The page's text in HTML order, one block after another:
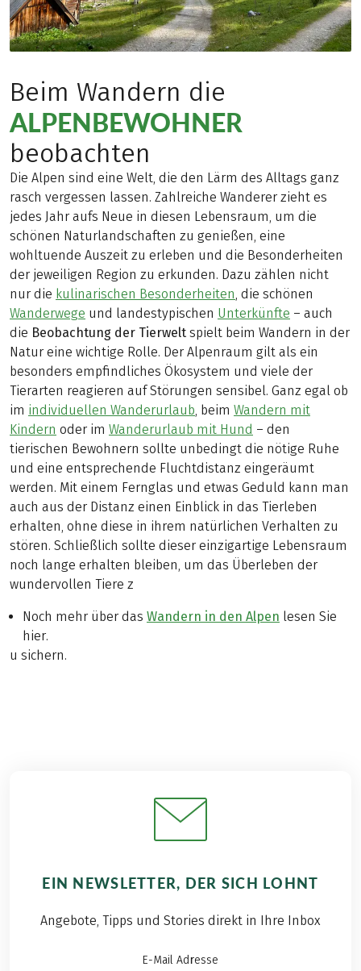
Beim Wandern die
ALPENBEWOHNER
beobachten
Die Alpen sind eine Welt, die den Lärm des Alltags ganz
rasch vergessen lassen. Zahlreiche Wanderer zieht es
jedes Jahr aufs Neue in diesen Lebensraum, um die
schönen Naturlandschaften zu genießen, eine
wohltuende Auszeit zu erleben und die Besonderheiten
der jeweiligen Region zu erkunden. Dazu zählen nicht
nur die kulinarischen Besonderheiten , die schönen
Wanderwege und landestypischen Unterkünfte – auch
die Beobachtung der Tierwelt spielt beim Wandern in der
Natur eine wichtige Rolle. Der Alpenraum gilt als ein
besonders empfindliches Ökosystem und viele der
Tierarten reagieren auf Störungen sensibel. Ganz egal ob
im individuellen Wanderurlaub , beim Wandern mit
Kindern oder im Wanderurlaub mit Hund – den
tierischen Bewohnern sollte unbedingt die nötige Ruhe
und eine entsprechende Fluchtdistanz eingeräumt
werden. Mit einem Fernglas und etwas Geduld kann man
auch aus der Distanz einen Einblick in das Tierleben
erhalten, ohne diese in ihrem natürlichen Verhalten zu
stören. Schließlich sollte dieser einzigartige Lebensraum
noch lange erhalten bleiben, um das Überleben der
wundervollen Tiere z
Noch mehr über das Wandern in den Alpen lesen Sie
hier.
u sichern.
EIN NEWSLETTER, DER SICH LOHNT
Angebote, Tipps und Stories direkt in Ihre Inbox
E-Mail Adresse